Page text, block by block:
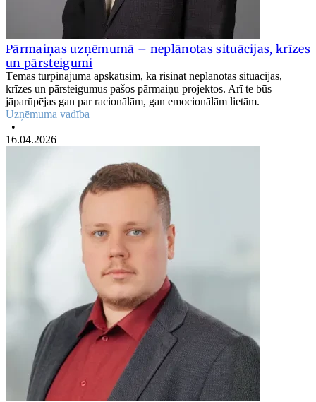
Pārmaiņas uzņēmumā – neplānotas situācijas, krīzes
un pārsteigumi
Tēmas turpinājumā apskatīsim, kā risināt neplānotas situācijas,
krīzes un pārsteigumus pašos pārmaiņu projektos. Arī te būs
jāparūpējas gan par racionālām, gan emocionālām lietām.
Uzņēmuma vadība
•
16.04.2026